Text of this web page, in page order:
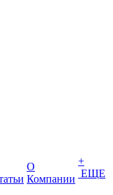
О
Компании
+
ЕЩЕ